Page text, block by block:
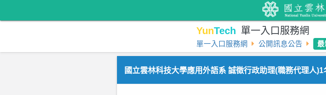
YunTech 單一入口服務網
單一入口服務網 公開訊息公告
國立雲林科技大學應用外語系 誠徵行政助理(職務代理人)1